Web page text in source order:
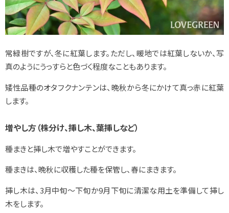
常緑樹ですが、冬に紅葉します。ただし、暖地では紅葉しないか、写
真のようにうっすらと色づく程度なこともあります。
矮性品種のオタフクナンテンは、晩秋から冬にかけて真っ赤に紅葉
します。
増やし方（株分け、挿し木、葉挿しなど）
種まきと挿し木で増やすことができます。
種まきは、晩秋に収穫した種を保管し、春にまきます。
挿し木は、3月中旬～下旬か9月下旬に清潔な用土を準備して挿し
木をします。